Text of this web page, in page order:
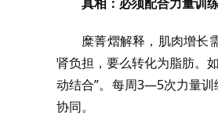
糜菁熠解释，肌肉增长
肾负担，要么转化为脂肪。
动结合”。每周3—5次力量
协同。